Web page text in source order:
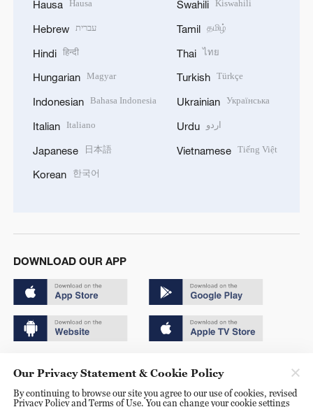
Hausa Hausa
Hebrew עברית
Hindi हिन्दी
Hungarian Magyar
Indonesian Bahasa Indonesia
Italian Italiano
Japanese 日本語
Korean 한국어
Swahili Kiswahili
Tamil தமிழ்
Thai ไทย
Turkish Türkçe
Ukrainian Українська
Urdu اردو
Vietnamese Tiếng Việt
DOWNLOAD OUR APP
京ICP备20000184号
Our Privacy Statement & Cookie Policy
By continuing to browse our site you agree to our use of cookies, revised
Privacy Policy and Terms of Use. You can change your cookie settings